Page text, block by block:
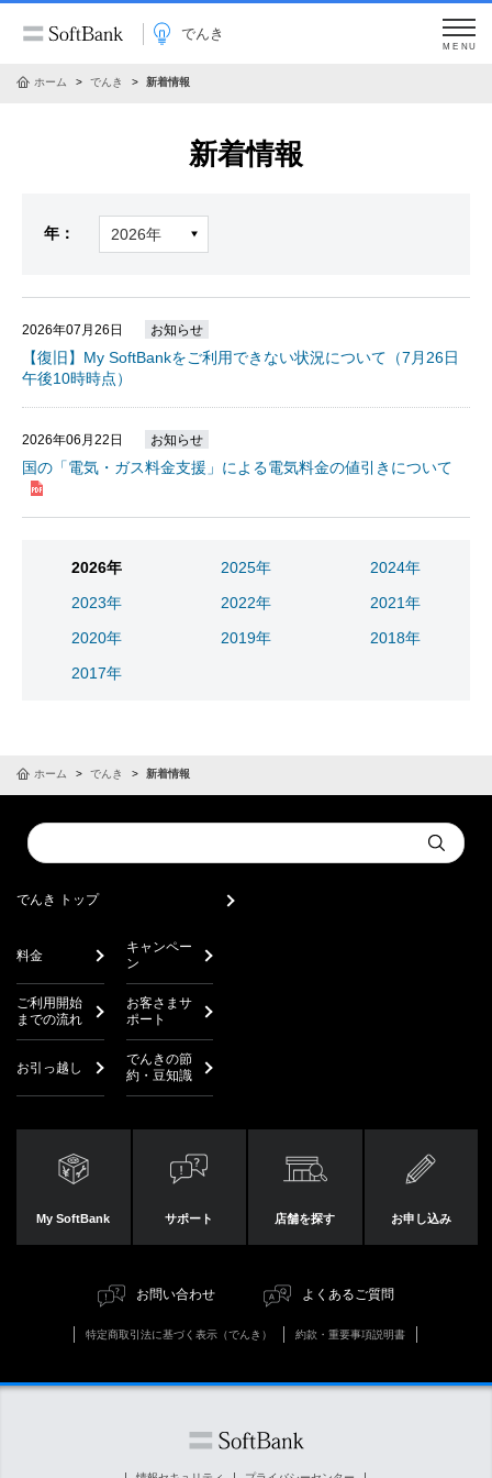
でんき
MENU
ホーム でんき 新着情報
新着情報
年：
2026年07月26日 お知らせ
【復旧】My SoftBankをご利用できない状況について（7月26日
午後10時時点）
2026年06月22日 お知らせ
国の「電気・ガス料金支援」による電気料金の値引きについて
2026年 2025年
2024年
2023年
2022年
2021年
2020年
2019年
2018年
2017年
ホーム でんき 新着情報
Conduct
a
Submit
でんき トップ
料金
キャンペー
ン
ご利用開始
までの流れ
お客さまサ
ポート
お引っ越し
でんきの節
約・豆知識
My SoftBank サポート 店舗を探す お申し込み
お問い合わせ よくあるご質問
特定商取引法に基づく表示（でんき） 約款・重要事項説明書